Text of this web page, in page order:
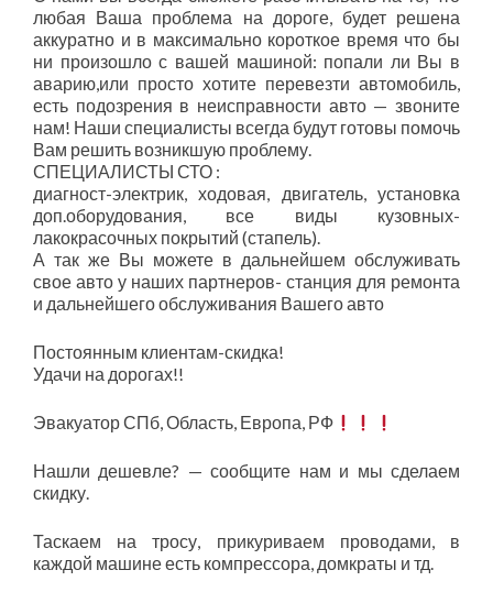
любая Ваша проблема на дороге, будет решена
аккуратно и в максимально короткое время что бы
ни произошло с вашей машиной: попали ли Вы в
аварию,или просто хотите перевезти автомобиль,
есть подозрения в неисправности авто — звоните
нам! Наши специалисты всегда будут готовы помочь
Вам решить возникшую проблему.
СПЕЦИАЛИСТЫ СТО :
диагност-электрик, ходовая, двигатель, установка
доп.оборудования, все виды кузовных-
лакокрасочных покрытий (стапель).
А так же Вы можете в дальнейшем обслуживать
свое авто у наших партнеров- станция для ремонта
и дальнейшего обслуживания Вашего авто
Постоянным клиентам-скидка!
Удачи на дорогах!!
Эвакуатор СПб, Область, Европа, РФ
Нашли дешевле? — сообщите нам и мы сделаем
скидку.
Таскаем на тросу, прикуриваем проводами, в
каждой машине есть компрессора, домкраты и тд.